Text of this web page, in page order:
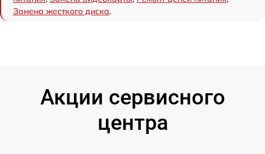
Замена жесткого диска.
Акции сервисного
центра